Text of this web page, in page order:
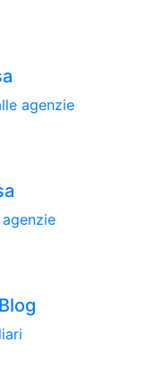
agenzie